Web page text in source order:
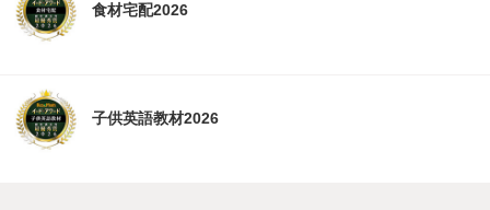
食材宅配2026
子供英語教材2026